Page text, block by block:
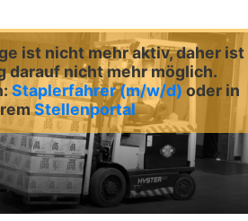
ist nicht mehr aktiv, daher ist
darauf nicht mehr möglich.
Staplerfahrer (m/w/d) oder in
Stellenportal